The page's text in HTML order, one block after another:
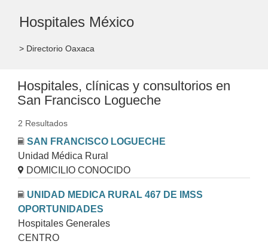
Hospitales México
> Directorio Oaxaca
Hospitales, clínicas y consultorios en
San Francisco Logueche
2 Resultados
SAN FRANCISCO LOGUECHE
Unidad Médica Rural
DOMICILIO CONOCIDO
UNIDAD MEDICA RURAL 467 DE IMSS
OPORTUNIDADES
Hospitales Generales
CENTRO